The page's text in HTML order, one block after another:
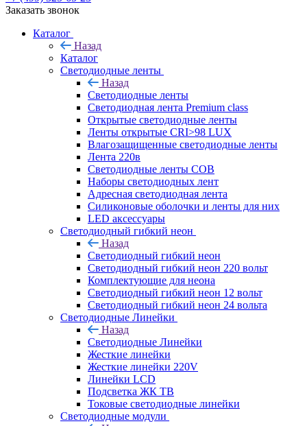
Заказать звонок
Каталог
Назад
Каталог
Светодиодные ленты
Назад
Светодиодные ленты
Светодиодная лента Premium class
Открытые светодиодные ленты
Ленты открытые CRI>98 LUX
Влагозащищенные светодиодные ленты
Лента 220в
Светодиодные ленты COB
Наборы светодиодных лент
Адресная светодиодная лента
Силиконовые оболочки и ленты для них
LED аксессуары
Светодиодный гибкий неон
Назад
Светодиодный гибкий неон
Светодиодный гибкий неон 220 вольт
Комплектующие для неона
Светодиодный гибкий неон 12 вольт
Светодиодный гибкий неон 24 вольта
Светодиодные Линейки
Назад
Светодиодные Линейки
Жесткие линейки
Жесткие линейки 220V
Линейки LCD
Подсветка ЖК ТВ
Токовые светодиодные линейки
Светодиодные модули